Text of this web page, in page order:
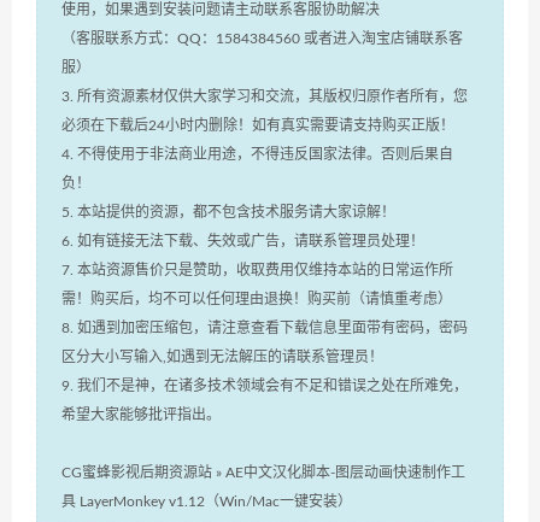
使用，如果遇到安装问题请主动联系客服协助解决
（客服联系方式：QQ：1584384560 或者进入淘宝店铺联系客
服）
3. 所有资源素材仅供大家学习和交流，其版权归原作者所有，您
必须在下载后24小时内删除！如有真实需要请支持购买正版！
4. 不得使用于非法商业用途，不得违反国家法律。否则后果自
负！
5. 本站提供的资源，都不包含技术服务请大家谅解！
6. 如有链接无法下载、失效或广告，请联系管理员处理！
7. 本站资源售价只是赞助，收取费用仅维持本站的日常运作所
需！购买后，均不可以任何理由退换！购买前（请慎重考虑）
8. 如遇到加密压缩包，请注意查看下载信息里面带有密码，密码
区分大小写输入,如遇到无法解压的请联系管理员！
9. 我们不是神，在诸多技术领域会有不足和错误之处在所难免，
希望大家能够批评指出。
CG蜜蜂影视后期资源站 » AE中文汉化脚本-图层动画快速制作工
具 LayerMonkey v1.12（Win/Mac一键安装）